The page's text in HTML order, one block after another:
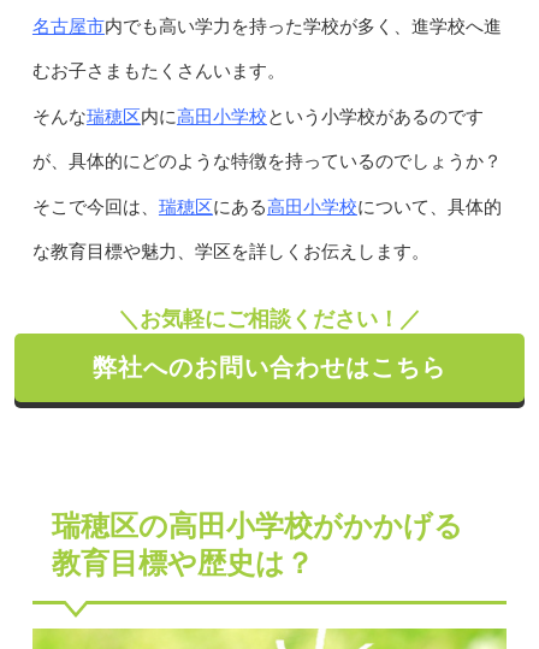
名古屋市内でも高い学力を持った学校が多く、進学校へ進
むお子さまもたくさんいます。
そんな瑞穂区内に高田小学校という小学校があるのです
が、具体的にどのような特徴を持っているのでしょうか？
そこで今回は、 瑞穂区にある高田小学校について、具体的
な教育目標や魅力、学区を詳しくお伝えします。
＼お気軽にご相談ください！／
弊社へのお問い合わせはこちら
瑞穂区の高田小学校がかかげる
教育目標や歴史は？